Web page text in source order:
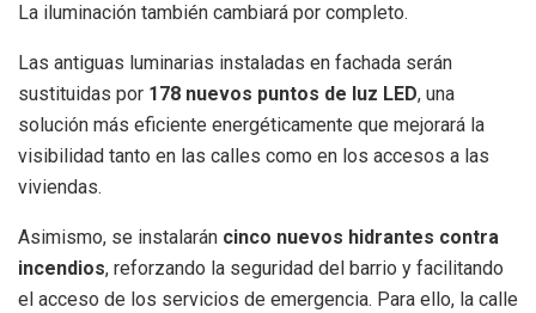
La iluminación también cambiará por completo.
Las antiguas luminarias instaladas en fachada serán
sustituidas por 178 nuevos puntos de luz LED, una
solución más eficiente energéticamente que mejorará la
visibilidad tanto en las calles como en los accesos a las
viviendas.
Asimismo, se instalarán cinco nuevos hidrantes contra
incendios, reforzando la seguridad del barrio y facilitando
el acceso de los servicios de emergencia. Para ello, la calle